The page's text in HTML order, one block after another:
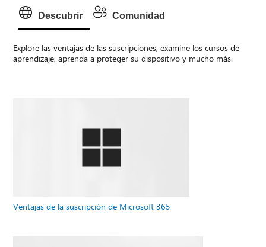
Descubrir Comunidad
Explore las ventajas de las suscripciones, examine los cursos de
aprendizaje, aprenda a proteger su dispositivo y mucho más.
Ventajas de la suscripción de Microsoft 365